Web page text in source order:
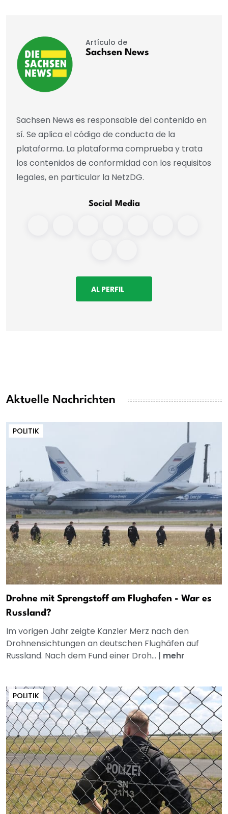
Artículo de
Sachsen News
Sachsen News es responsable del contenido en
sí. Se aplica el código de conducta de la
plataforma. La plataforma comprueba y trata
los contenidos de conformidad con los requisitos
legales, en particular la NetzDG.
Social Media
AL PERFIL
Aktuelle Nachrichten
POLITIK
Drohne mit Sprengstoff am Flughafen - War es
Russland?
Im vorigen Jahr zeigte Kanzler Merz nach den
Drohnensichtungen an deutschen Flughäfen auf
Russland. Nach dem Fund einer Droh... | mehr
POLITIK